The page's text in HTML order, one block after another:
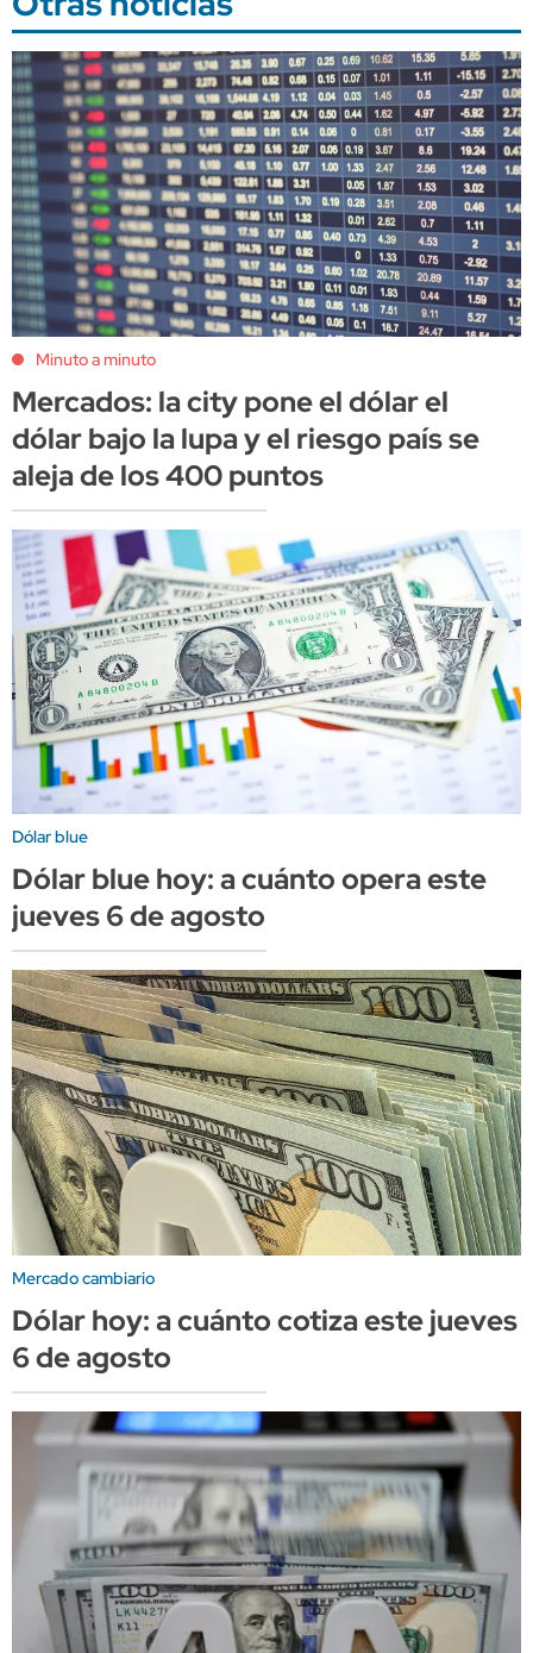
Minuto a minuto
Mercados: la city pone el dólar el
dólar bajo la lupa y el riesgo país se
aleja de los 400 puntos
Dólar blue
Dólar blue hoy: a cuánto opera este
jueves 6 de agosto
Mercado cambiario
Dólar hoy: a cuánto cotiza este jueves
6 de agosto